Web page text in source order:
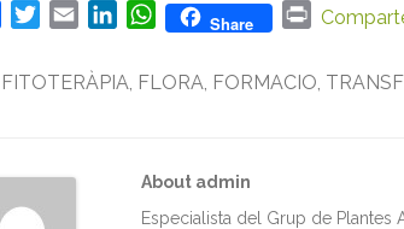
c
k
i
a
n
W
a
p
p
Share
P
i
FITOTERÀPIA, FLORA, FORMACIO,
About admin
Especialista del Grup de Plantes